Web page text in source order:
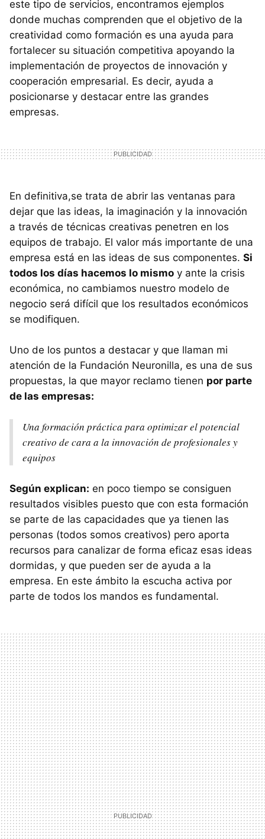
este tipo de servicios, encontramos ejemplos
donde muchas comprenden que el objetivo de la
creatividad como formación es una ayuda para
fortalecer su situación competitiva apoyando la
implementación de proyectos de innovación y
cooperación empresarial. Es decir, ayuda a
posicionarse y destacar entre las grandes
empresas.
En definitiva,se trata de abrir las ventanas para
dejar que las ideas, la imaginación y la innovación
a través de técnicas creativas penetren en los
equipos de trabajo. El valor más importante de una
empresa está en las ideas de sus componentes. Si
todos los días hacemos lo mismo y ante la crisis
económica, no cambiamos nuestro modelo de
negocio será difícil que los resultados económicos
se modifiquen.
Uno de los puntos a destacar y que llaman mi
atención de la Fundación Neuronilla, es una de sus
propuestas, la que mayor reclamo tienen por parte
de las empresas:
Una formación práctica para optimizar el potencial
creativo de cara a la innovación de profesionales y
equipos
Según explican: en poco tiempo se consiguen
resultados visibles puesto que con esta formación
se parte de las capacidades que ya tienen las
personas (todos somos creativos) pero aporta
recursos para canalizar de forma eficaz esas ideas
dormidas, y que pueden ser de ayuda a la
empresa. En este ámbito la escucha activa por
parte de todos los mandos es fundamental.